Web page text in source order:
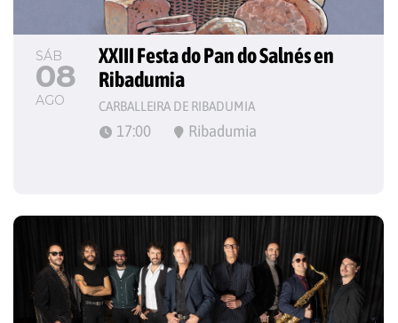
SÁB
08
AGO
XXIII Festa do Pan do Salnés en
Ribadumia
CARBALLEIRA DE RIBADUMIA
17:00 Ribadumia